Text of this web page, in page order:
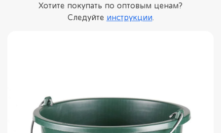
Хотите покупать по оптовым ценам?
Следуйте инструкции.